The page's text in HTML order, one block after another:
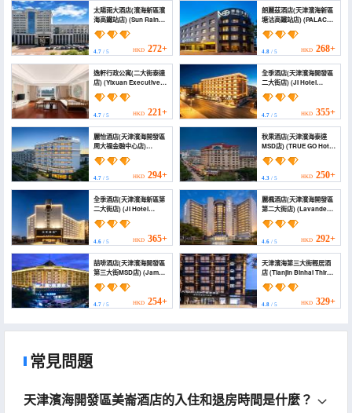
太陽雨大酒店(濱海新區濱
海高鐵站店) (Sun Rain
Hotel (Binhai High-
speed Railway Station))
4.7 / 5 HKD 272+
朗麗茲酒店(天津濱海新區
塘沽高鐵站店) (PALACE
HOTELS(Tianjin Binhai
New Area Tanggu High
Speed Railway Station))
4.8/ 5 HKD 268+
逸軒行政公寓(二大街泰達
店) (Yixuan Executive
Apartment (Second
Street Teda Branch))
4.7 / 5 HKD 221+
全季酒店(天津濱海開發區
二大街店) (JI Hotel
(Tianjin Binhai
Development Zone 2nd
4.7/ 5 HKD 355+
麗怡酒店(天津濱海開發區
周大福金融中心店)
(Country Inn Hotel
(MSD Chow Tai Fook
Financial Center
Store,Tianjin Binhai
Development Zone))
4.7 / 5 HKD 294+
秋果酒店(天津濱海泰達
MSD店) (TRUE GO Hotel
(Tianjin Binhai TEDA
MSD))
4.3/ 5 HKD 250+
全季酒店(天津濱海新區第
二大街店) (JI Hotel
(Tianjin Binhai New
Area Second Avenue))
4.6 / 5 HKD 365+
麗楓酒店(天津濱海開發區
第二大街店) (Lavande
Hotel (Tianjin Binhai
Development Zone
Second Avenue))
4.6/ 5 HKD 292+
喆啡酒店(天津濱海開發區
第三大街MSD店) (James
Joyce Coffetel (MSD
Store, Third Avenue,
Tianjin Binhai
Development Zone))
4.7 / 5 HKD 254+
天津濱海第三大街輕居酒
店 (Tianjin Binhai Third
Avenue Atour Light
Hotel)
4.8/ 5 HKD 329+
常見問題
天津濱海開發區美崙酒店的入住和退房時間是什麼？